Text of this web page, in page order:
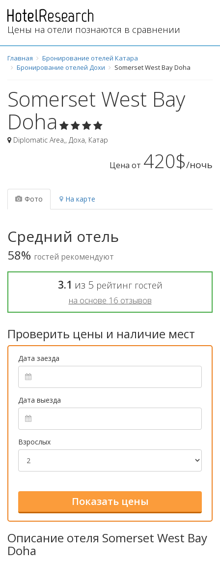
Цены на отели познаются в сравнении
Главная
Бронирование отелей Катара
Бронирование отелей Дохи
Somerset West Bay Doha
Somerset West Bay
Doha
Diplomatic Area,, Доха, Катар
Цена от 420$/ночь
Фото На карте
Средний отель
58% гостей рекомендуют
3.1 из 5 рейтинг гостей
на основе 16 отзывов
Проверить цены и наличие мест
Дата заезда
Дата выезда
Взрослых
Описание отеля Somerset West Bay
Doha